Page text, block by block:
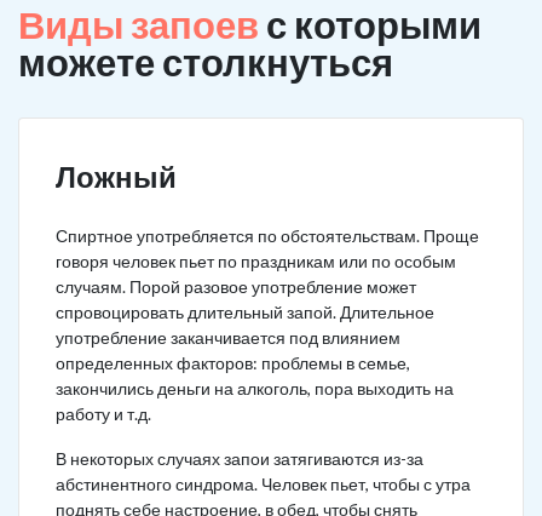
Виды запоев с которыми
можете столкнуться
Ложный
Спиртное употребляется по обстоятельствам. Проще
говоря человек пьет по праздникам или по особым
случаям. Порой разовое употребление может
спровоцировать длительный запой. Длительное
употребление заканчивается под влиянием
определенных факторов: проблемы в семье,
закончились деньги на алкоголь, пора выходить на
работу и т.д.
В некоторых случаях запои затягиваются из-за
абстинентного синдрома. Человек пьет, чтобы с утра
поднять себе настроение, в обед, чтобы снять